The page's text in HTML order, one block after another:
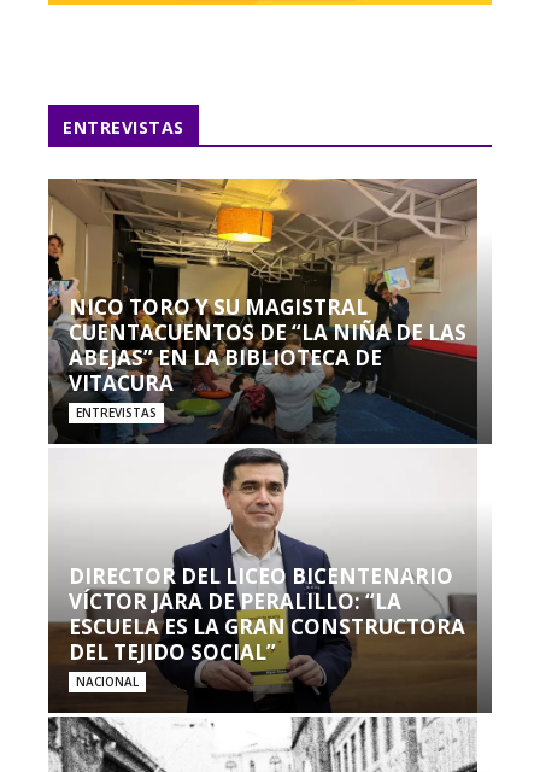
ENTREVISTAS
NICO TORO Y SU MAGISTRAL
CUENTACUENTOS DE “LA NIÑA DE LAS
ABEJAS” EN LA BIBLIOTECA DE
VITACURA
ENTREVISTAS
DIRECTOR DEL LICEO BICENTENARIO
VÍCTOR JARA DE PERALILLO: “LA
ESCUELA ES LA GRAN CONSTRUCTORA
DEL TEJIDO SOCIAL”
NACIONAL